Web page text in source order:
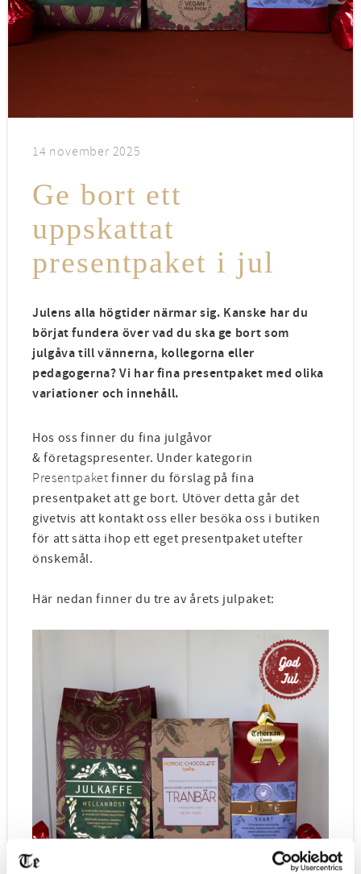
14 november 2025
Ge bort ett
uppskattat
presentpaket i jul
Julens alla högtider närmar sig. Kanske har du
börjat fundera över vad du ska ge bort som
julgåva till vännerna, kollegorna eller
pedagogerna? Vi har fina presentpaket med olika
variationer och innehåll.
Hos oss finner du fina julgåvor
& företagspresenter. Under kategorin
Presentpaket finner du förslag på fina
presentpaket att ge bort. Utöver detta går det
givetvis att kontakt oss eller besöka oss i butiken
för att sätta ihop ett eget presentpaket utefter
önskemål.
Här nedan finner du tre av årets julpaket: